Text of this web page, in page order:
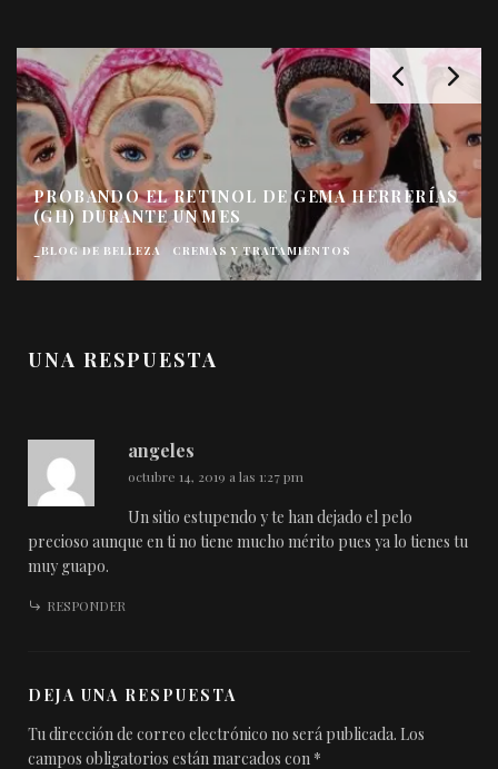
HOLA, RETINOL
_BLOG DE BELLEZA CREMAS Y TRATAMIENTOS
UNA RESPUESTA
angeles
octubre 14, 2019 a las 1:27 pm
Un sitio estupendo y te han dejado el pelo
precioso aunque en ti no tiene mucho mérito pues ya lo tienes tu
muy guapo.
RESPONDER
DEJA UNA RESPUESTA
Tu dirección de correo electrónico no será publicada. Los
campos obligatorios están marcados con *